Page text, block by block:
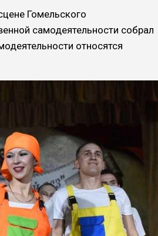
Гомельского
самодеятельности собрал
относятся